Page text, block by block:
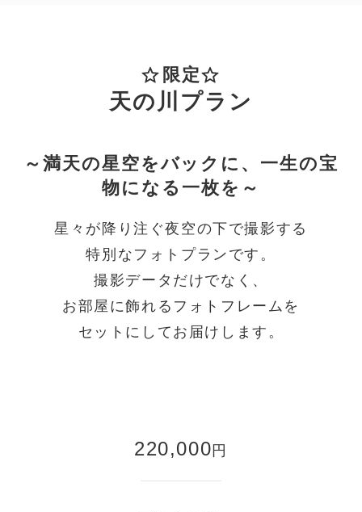
限定
天の川プラン
～満天の星空をバックに、一生の宝
物になる一枚を～
星々が降り注ぐ夜空の下で撮影する
特別なフォトプランです。
撮影データだけでなく、
お部屋に飾れるフォトフレームを
セットにしてお届けします。
220,000 円